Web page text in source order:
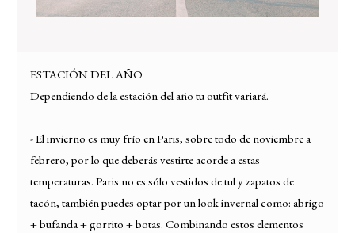
ESTACIÓN DEL AÑO
Dependiendo de la estación del año tu outfit variará.
- El invierno es muy frío en Paris, sobre todo de noviembre a
febrero, por lo que deberás vestirte acorde a estas
temperaturas. Paris no es sólo vestidos de tul y zapatos de
tacón, también puedes optar por un look invernal como: abrigo
+ bufanda + gorrito + botas. Combinando estos elementos